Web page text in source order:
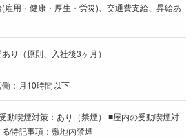
雇用・健康・厚生・労災)、交通費支給、昇給あ
り（原則、入社後3ヶ月）
：月10時間以下
動喫煙対策：あり（禁煙） ■屋内の受動喫煙対
特記事項：敷地内禁煙